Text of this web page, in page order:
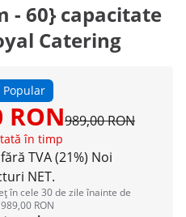
- 60} capacitate
Catering
Popular
RON989,00 RON
în timp
TVA (21%) Noi
NET.
în cele 30 de zile înainte de
RON